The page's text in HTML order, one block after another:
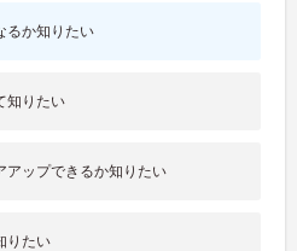
るか知りたい
知りたい
アップできるか知りたい
りたい